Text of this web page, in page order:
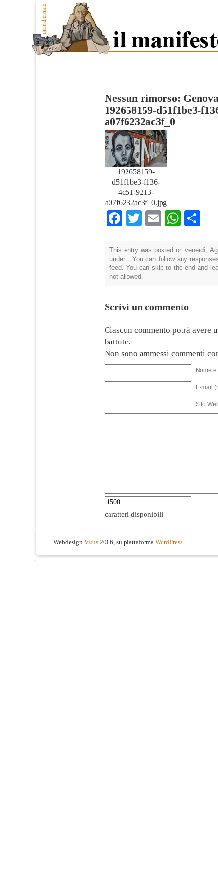
Nessun rimorso:
192658159-d51f1be3-
a07f6232ac3f_0
192658159-
d51f1be3-f136-
4c51-9213-
a07f6232ac3f_0.jpg
Facebook
TwitterEmail
This entry was posted on venerdì,
under . You can follow any
feed. You can skip to the end and
not allowed.
Scrivi un commento
Ciascun commento potrà avere
battute.
Non sono ammessi commenti
Nome
E-mail
Sito
caratteri disponibili
Webdesign Visus 2006, su piattaforma WordPress